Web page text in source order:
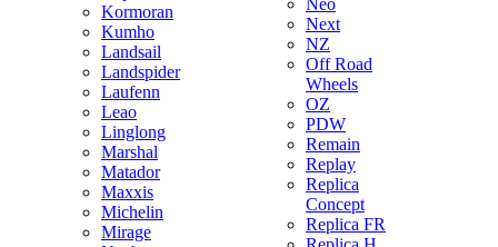
Kormoran
Kumho
Landsail
Landspider
Laufenn
Leao
Linglong
Marshal
Matador
Maxxis
Michelin
Mirage
Neo
Next
NZ
Off Road
Wheels
OZ
PDW
Remain
Replay
Replica
Concept
Replica FR